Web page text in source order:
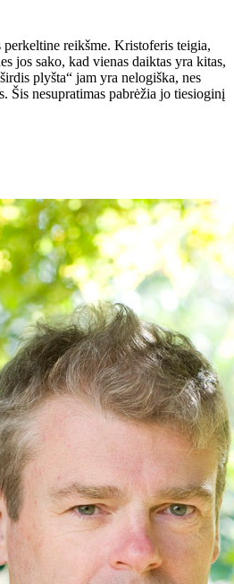
perkeltine reikšme. Kristoferis teigia,
jos sako, kad vienas daiktas yra kitas,
plyšta“ jam yra nelogiška, nes
Šis nesupratimas pabrėžia jo tiesioginį